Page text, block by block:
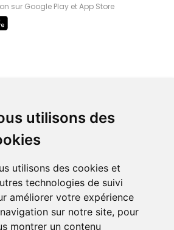
utilisons des
utilisons des cookies et
technologies de suivi
améliorer votre expérience
sur notre site, pour
montrer un contenu
sur Google Play et App Store
chercher votre commande à Amiens
(Fachon) ou recevez-là rapidement
d’Amiens
réseaux sociaux